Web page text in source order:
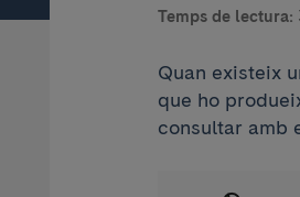
Temps de lectura:
Quan existeix
que ho
consultar amb